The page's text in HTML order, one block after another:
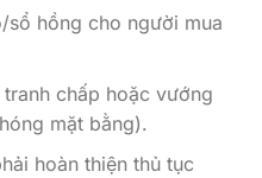
sổ hồng cho người mua
chấp hoặc vướng
mặt bằng).
hoàn thiện thủ tục